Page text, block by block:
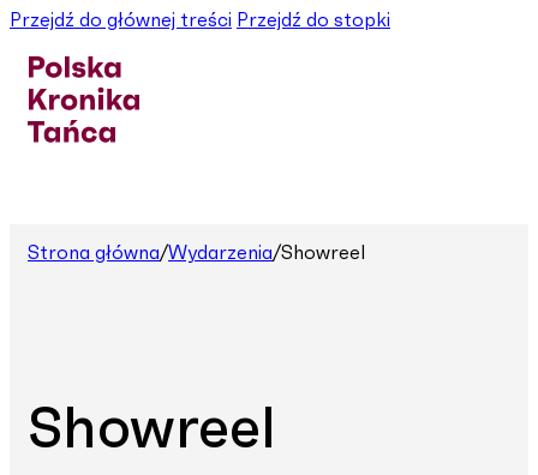
Przejdź do głównej treści Przejdź do stopki
Strona główna/Wydarzenia/Showreel
Showreel